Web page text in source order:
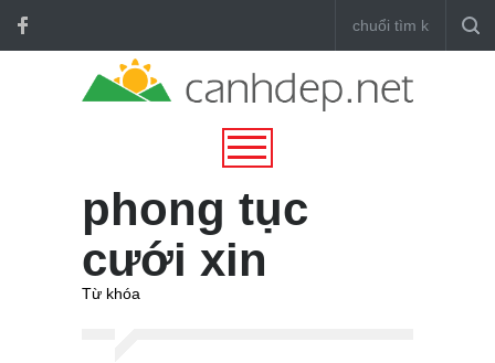
phong tục
cưới xin
Từ khóa